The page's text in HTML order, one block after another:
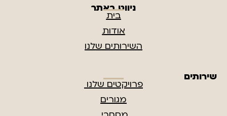
ניווט באתר
בית
אודות
השירותים שלנו
שירותים
פרויקטים שלנו
מגורים